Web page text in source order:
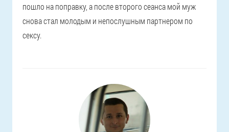
пошло на поправку, а после второго сеанса мой муж
снова стал молодым и непослушным партнером по
сексу.